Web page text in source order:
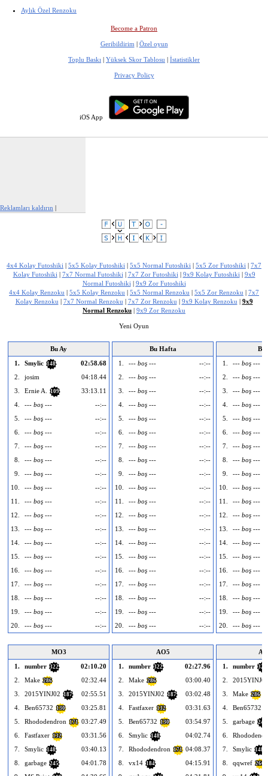
Aylık Özel Renzoku
Become a Patron
Geribildirim | Özel oyun
Toplu Baskı | Yüksek Skor Tablosu | İstatistikler
Privacy Policy
iOS App
Reklamları kaldırın |
4x4 Kolay Futoshiki | 5x5 Kolay Futoshiki | 5x5 Normal Futoshiki | 5x5 Zor Futoshiki | 7x7
Kolay Futoshiki | 7x7 Normal Futoshiki | 7x7 Zor Futoshiki | 9x9 Kolay Futoshiki | 9x9
Normal Futoshiki | 9x9 Zor Futoshiki
4x4 Kolay Renzoku | 5x5 Kolay Renzoku | 5x5 Normal Renzoku | 5x5 Zor Renzoku | 7x7
Kolay Renzoku | 7x7 Normal Renzoku | 7x7 Zor Renzoku | 9x9 Kolay Renzoku | 9x9
Normal Renzoku | 9x9 Zor Renzoku
Yeni Oyun
Bu Ay
1.
Smylic 148
02:58.68
2.
josim
04:18.44
3.
Ernie A. 109
33:13.11
4.
--- boş ---
--:--
5.
--- boş ---
--:--
6.
--- boş ---
--:--
7.
--- boş ---
--:--
8.
--- boş ---
--:--
9.
--- boş ---
--:--
10.
--- boş ---
--:--
11.
--- boş ---
--:--
12.
--- boş ---
--:--
13.
--- boş ---
--:--
14.
--- boş ---
--:--
15.
--- boş ---
--:--
16.
--- boş ---
--:--
17.
--- boş ---
--:--
18.
--- boş ---
--:--
19.
--- boş ---
--:--
20.
--- boş --- --:--
Bu Hafta
1.
--- boş ---
--:--
2.
--- boş ---
--:--
3.
--- boş ---
--:--
4.
--- boş ---
--:--
5.
--- boş ---
--:--
6.
--- boş ---
--:--
7.
--- boş ---
--:--
8.
--- boş ---
--:--
9.
--- boş ---
--:--
10.
--- boş ---
--:--
11.
--- boş ---
--:--
12.
--- boş ---
--:--
13.
--- boş ---
--:--
14.
--- boş ---
--:--
15.
--- boş ---
--:--
16.
--- boş ---
--:--
17.
--- boş ---
--:--
18.
--- boş ---
--:--
19.
--- boş ---
--:--
20.
--- boş --- --:--
1.
--- boş ---
2.
--- boş ---
3.
--- boş ---
4.
--- boş ---
5.
--- boş ---
6.
--- boş ---
7.
--- boş ---
8.
--- boş ---
9.
--- boş ---
10.
--- boş ---
11.
--- boş ---
12.
--- boş ---
13.
--- boş ---
14.
--- boş ---
15.
--- boş ---
16.
--- boş ---
17.
--- boş ---
18.
--- boş ---
19.
--- boş ---
20.
--- boş ---
MO3
1.
numbrr 322
02:10.20
2.
Make 286
02:32.44
3.
2015YINJ02 187
02:55.51
4.
Ben65732 130
03:25.81
5.
Rhododendron 171 03:27.49
6.
Fastfaxer 132
03:31.56
7.
Smylic 148
03:40.13
8.
garbage 245
04:01.78
AO5
1.
numbrr 322
02:27.96
2.
Make 286
03:00.40
3.
2015YINJ02 187
03:02.48
4.
Fastfaxer 132
03:31.63
5.
Ben65732 130
03:54.97
6.
Smylic 148
04:02.74
7.
Rhododendron 171 04:08.37
8.
vx14 184
04:15.91
1.
numbrr 322
2.
2015YINJ02
3.
Make 286
4. Ben65732
5. garbage 245
6.
7.
Smylic 148
8. qqwref 266